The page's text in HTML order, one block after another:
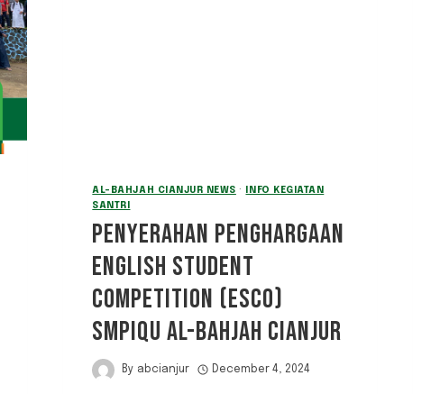
AL-BAHJAH CIANJUR NEWS ·
INFO KEGIATAN
SANTRI
PENYERAHAN PENGHARGAAN
ENGLISH STUDENT
COMPETITION (ESCO)
SMPIQU AL-BAHJAH CIANJUR
By abcianjur December 4, 2024